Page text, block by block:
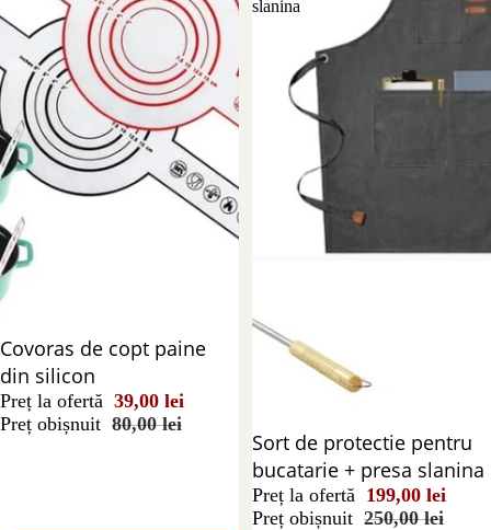
Reducere 51%
Covoras de copt paine
din silicon
Preț la ofertă 39,00 lei
Preț obișnuit 80,00 lei
slanina
Stoc epuizat
Sort de protectie pentru
bucatarie + presa slanina
Preț la ofertă 199,00 lei
Preț obișnuit 250,00 lei